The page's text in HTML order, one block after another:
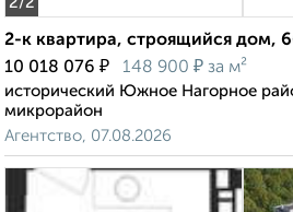
2-к квартира, строящийся дом,
10 018 076 ₽ 148 900 ₽ за м²
исторический Южное Нагорное
микрорайон
Агентство, 07.08.2026